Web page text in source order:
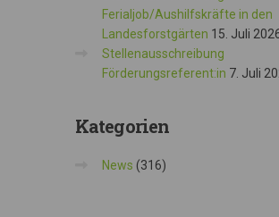
Ferialjob/Aushilfskräfte in den
Landesforstgärten 15. Juli
Stellenausschreibung
Förderungsreferent:in 7. Juli
Kategorien
News (316)